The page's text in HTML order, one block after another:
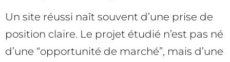
Un site réussi naît souvent d’une prise de
position claire. Le projet étudié n’est pas né
d’une “opportunité de marché”, mais d’une